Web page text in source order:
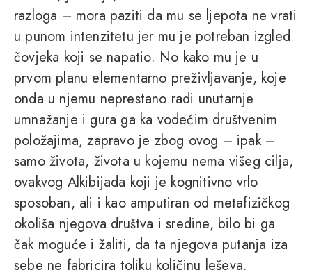
razloga – mora paziti da mu se ljepota ne vrati
u punom intenzitetu jer mu je potreban izgled
čovjeka koji se napatio. No kako mu je u
prvom planu elementarno preživljavanje, koje
onda u njemu neprestano radi unutarnje
umnažanje i gura ga ka vodećim društvenim
položajima, zapravo je zbog ovog – ipak –
samo života, života u kojemu nema višeg cilja,
ovakvog Alkibijada koji je kognitivno vrlo
sposoban, ali i kao amputiran od metafizičkog
okoliša njegova društva i sredine, bilo bi ga
čak moguće i žaliti, da ta njegova putanja iza
sebe ne fabricira toliku količinu leševa.